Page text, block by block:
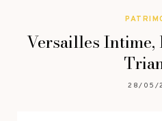
Versailles Intime,
28/05/